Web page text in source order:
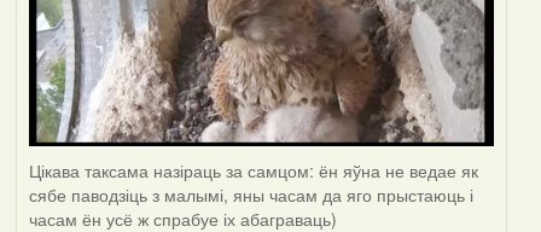
Цікава таксама назіраць за самцом: ён яўна не ведае як
сябе паводзіць з малымі, яны часам да яго прыстаюць і
часам ён усё ж спрабуе іх абаграваць)